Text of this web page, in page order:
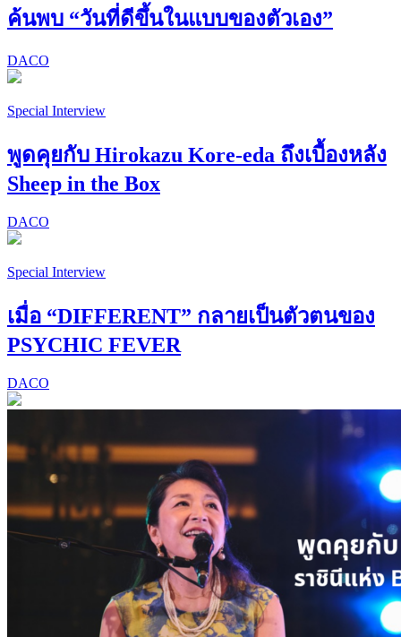
ค้นพบ “วันที่ดีขึ้นในแบบของตัวเอง”
DACO
Special Interview
พูดคุยกับ Hirokazu Kore-eda ถึงเบื้องหลัง
Sheep in the Box
DACO
Special Interview
เมื่อ “DIFFERENT” กลายเป็นตัวตนของ
PSYCHIC FEVER
DACO